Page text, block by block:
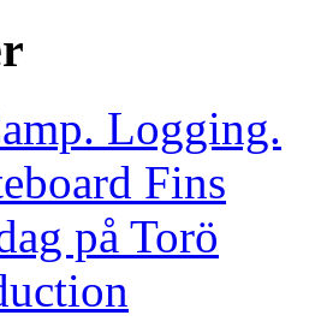
Logging.
Fins
på Torö